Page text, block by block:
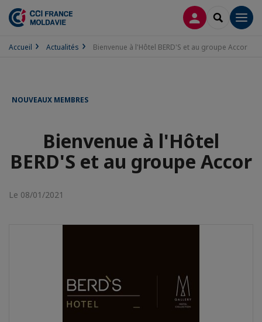
CONNEXION
Accueil Actualités Bienvenue à l'Hôtel BERD'S et au groupe Accor
NOUVEAUX MEMBRES
Bienvenue à l'Hôtel
BERD'S et au groupe Accor
Le 08/01/2021